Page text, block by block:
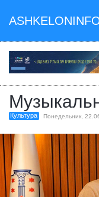
Культура Понедельник,